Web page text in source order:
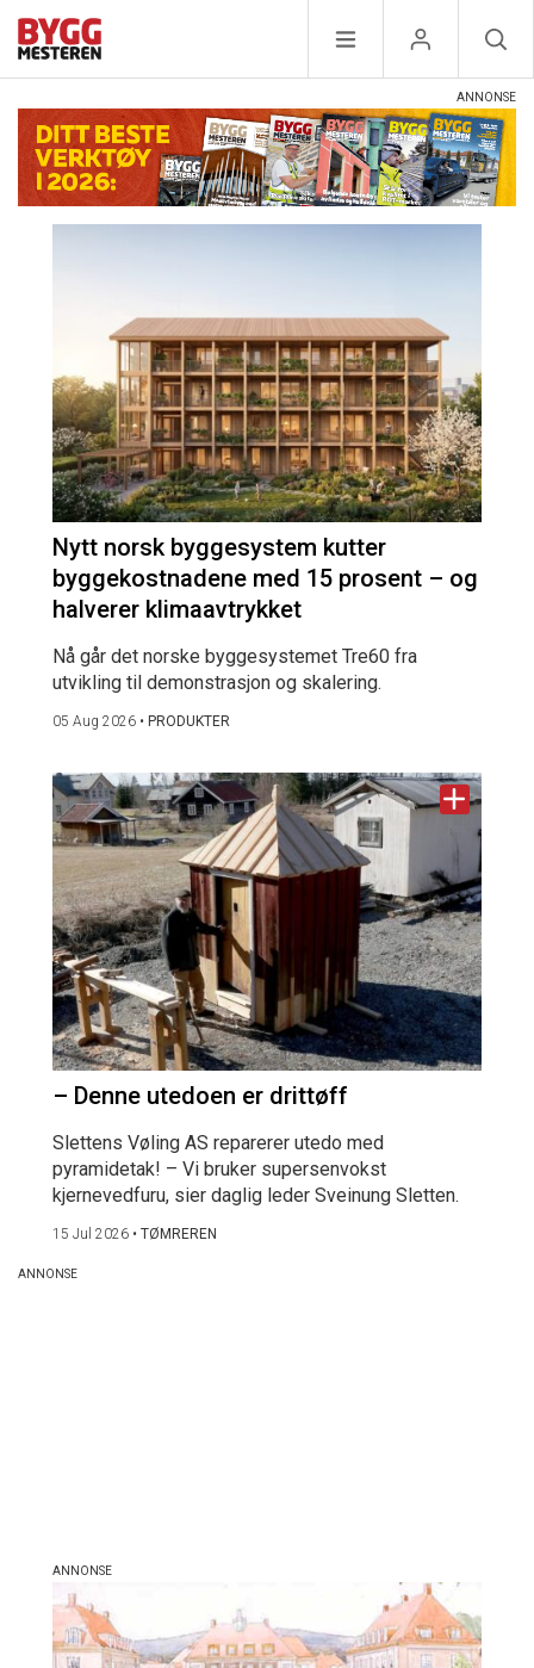
Nytt norsk byggesystem kutter
byggekostnadene med 15 prosent – og
halverer klimaavtrykket
Nå går det norske byggesystemet Tre60 fra
utvikling til demonstrasjon og skalering.
05 Aug 2026 • PRODUKTER
– Denne utedoen er drittøff
Slettens Vøling AS reparerer utedo med
pyramidetak! – Vi bruker supersenvokst
kjernevedfuru, sier daglig leder Sveinung Sletten.
15 Jul 2026 • TØMREREN